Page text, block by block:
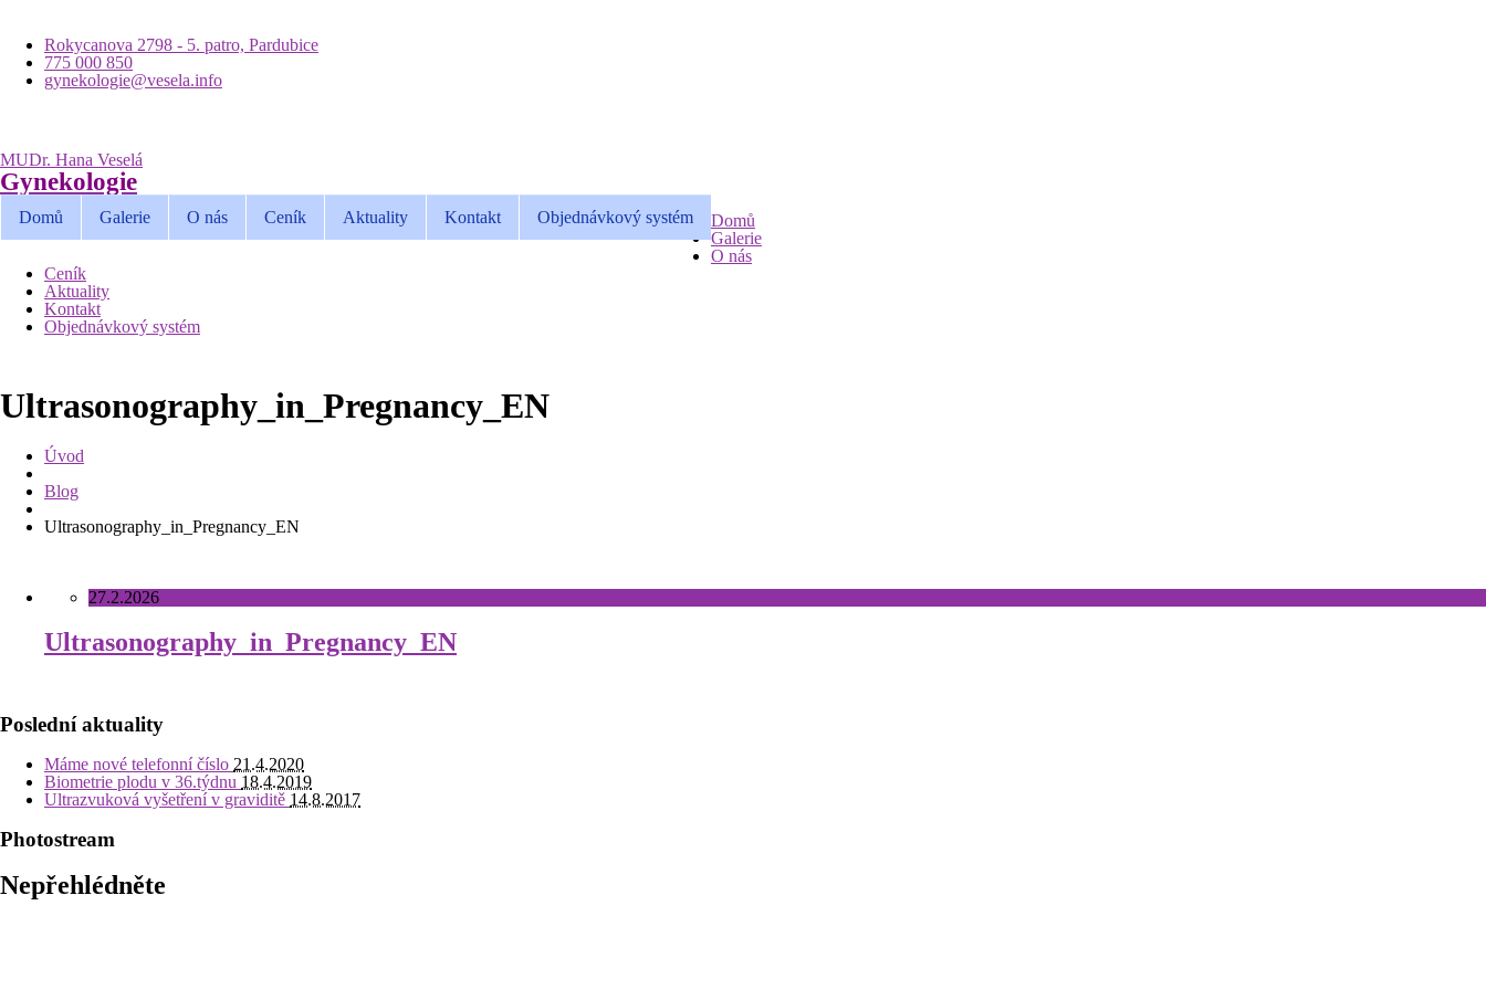
Rokycanova 2798 - 5. patro, Pardubice
775 000 850
gynekologie@vesela.info
MUDr. Hana Veselá
Gynekologie
Domů Galerie O nás Ceník Aktuality Kontakt Objednávkový systém
Domů
Galerie
O nás
Ceník
Aktuality
Kontakt
Objednávkový systém
Ultrasonography_in_Pregnancy_EN
Úvod
Blog
Ultrasonography_in_Pregnancy_EN
27.2.2026
Ultrasonography_in_Pregnancy_EN
Poslední aktuality
Máme nové telefonní číslo 21.4.2020
Biometrie plodu v 36.týdnu 18.4.2019
Ultrazvuková vyšetření v graviditě 14.8.2017
Photostream
Nepřehlédněte